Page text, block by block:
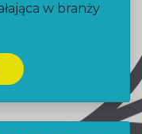
w branży